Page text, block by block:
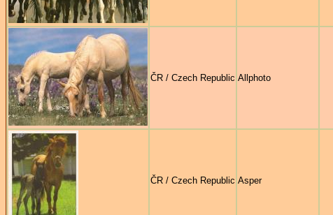
ČR / Czech Republic Allphoto
ČR / Czech Republic Asper